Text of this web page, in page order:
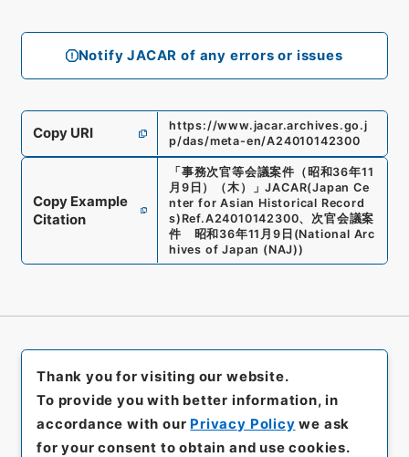
Notify JACAR of any errors or issues
Copy URI
https://www.jacar.archives.go.j
p/das/meta-en/A24010142300
Copy Example
Citation
「事務次官等会議案件（昭和36年11
月9日）（木）
」JACAR(Japan Ce
nter for Asian Historical Record
s) Ref.A24010142300、 次官会議案
件 昭和36年11月9日 (National Arc
hives of Japan (NAJ))
Thank you for visiting our website.
To provide you with better information, in
accordance with our Privacy Policy we ask
for your consent to obtain and use cookies.